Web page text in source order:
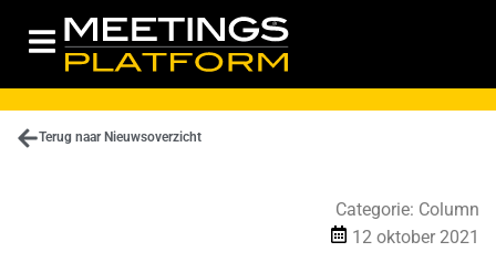
Terug naar Nieuwsoverzicht
Categorie: Column
12 oktober 2021